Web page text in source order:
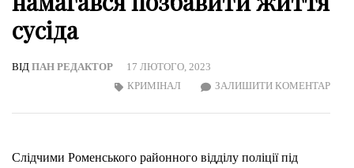
сусіда
ВІД ПАН РЕДАКТОР
17 ЛЮТОГО, 2023
ЗАЛИШИТИ КОМЕНТАРON
КРИМІНАЛ
Слідчими Роменського районного відділу поліції під